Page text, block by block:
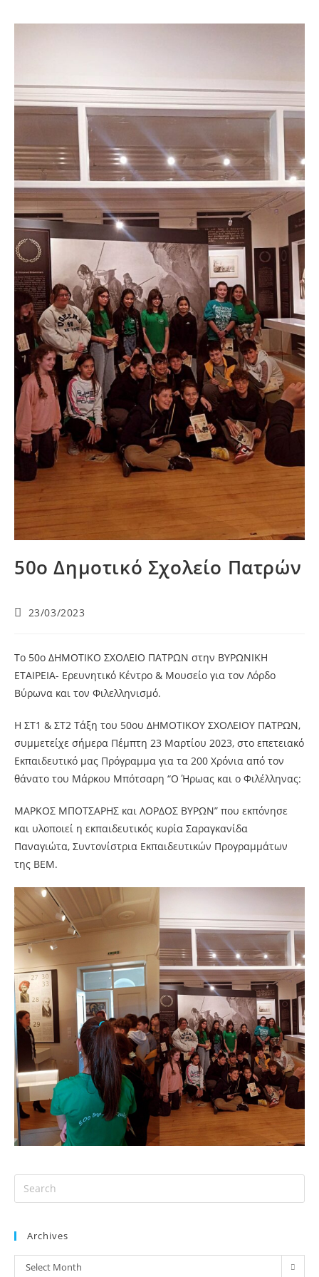
50ο Δημοτικό Σχολείο Πατρών
23/03/2023
Το 50ο ΔΗΜΟΤΙΚΟ ΣΧΟΛΕΙΟ ΠΑΤΡΩΝ στην ΒΥΡΩΝΙΚΗ
ΕΤΑΙΡΕΙΑ- Ερευνητικό Κέντρο & Μουσείο για τον Λόρδο
Βύρωνα και τον Φιλελληνισμό.
Η ΣΤ1 & ΣΤ2 Τάξη του 50ου ΔΗΜΟΤΙΚΟΥ ΣΧΟΛΕΙΟΥ ΠΑΤΡΩΝ,
συμμετείχε σήμερα Πέμπτη 23 Μαρτίου 2023, στο επετειακό
Εκπαιδευτικό μας Πρόγραμμα για τα 200 Χρόνια από τον
θάνατο του Μάρκου Μπότσαρη “Ο Ήρωας και ο Φιλέλληνας:
ΜΑΡΚΟΣ ΜΠΟΤΣΑΡΗΣ και ΛΟΡΔΟΣ ΒΥΡΩΝ” που εκπόνησε
και υλοποιεί η εκπαιδευτικός κυρία Σαραγκανίδα
Παναγιώτα, Συντονίστρια Εκπαιδευτικών Προγραμμάτων
της ΒΕΜ.
Archives
Select Month